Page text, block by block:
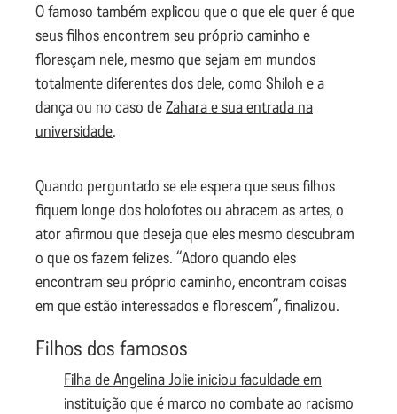
O famoso também explicou que o que ele quer é que
seus filhos encontrem seu próprio caminho e
floresçam nele, mesmo que sejam em mundos
totalmente diferentes dos dele, como Shiloh e a
dança ou no caso deZahara e sua entrada na
universidade.
Quando perguntado se ele espera que seus filhos
fiquem longe dos holofotes ou abracem as artes, o
ator afirmou que deseja que eles mesmo descubram
o que os fazem felizes. “Adoro quando eles
encontram seu próprio caminho, encontram coisas
em que estão interessados e florescem”, finalizou.
Filhos dos famosos
Filha de Angelina Jolie iniciou faculdade em
instituição que é marco no combate ao racismo